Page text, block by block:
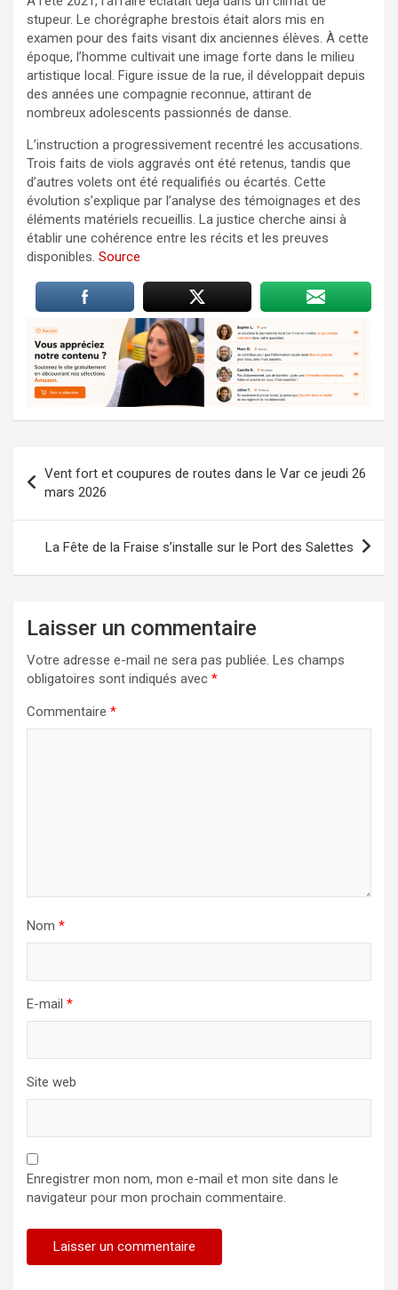
stupeur. Le chorégraphe brestois était alors mis en
examen pour des faits visant dix anciennes élèves. À cette
époque, l’homme cultivait une image forte dans le milieu
artistique local. Figure issue de la rue, il développait depuis
des années une compagnie reconnue, attirant de
nombreux adolescents passionnés de danse.
L’instruction a progressivement recentré les accusations.
Trois faits de viols aggravés ont été retenus, tandis que
d’autres volets ont été requalifiés ou écartés. Cette
évolution s’explique par l’analyse des témoignages et des
éléments matériels recueillis. La justice cherche ainsi à
établir une cohérence entre les récits et les preuves
disponibles. Source
de
l’article
Vent fort et coupures de routes dans le Var ce jeudi 26
mars 2026
La Fête de la Fraise s’installe sur le Port des Salettes
Laisser un commentaire
Votre adresse e-mail ne sera pas publiée. Les champs
obligatoires sont indiqués avec *
Commentaire *
Nom *
E-mail *
Site web
Enregistrer mon nom, mon e-mail et mon site dans le
navigateur pour mon prochain commentaire.